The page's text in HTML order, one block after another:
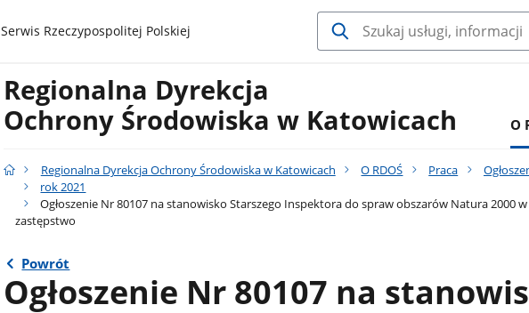
gov.pl
Serwis Rzeczypospolitej Polskiej
Regionalna Dyrekcja
Ochrony Środowiska w Katowicach
O
Regionalna Dyrekcja Ochrony Środowiska w Katowicach O RDOŚ Praca
rok 2021
Ogłoszenie Nr 80107 na stanowisko Starszego Inspektora do spraw obszarów Natura 2000
zastępstwo
Powrót
Ogłoszenie Nr 80107 na